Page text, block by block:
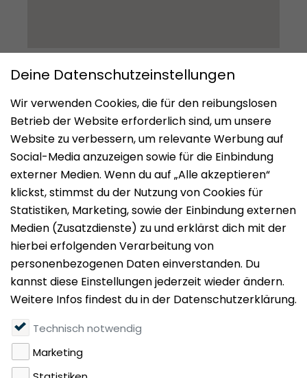
Impressum
Datenschutz
Nutzungsbedingungen
Mieten
Vermieten
Über uns
Presse
Geldwäschegesetz